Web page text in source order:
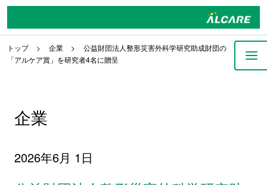
トップ 企業
公益財団法人整形災害外科学研究助成財団の
「アルケア賞」を研究者4名に贈呈
企業
2026年6月 1日